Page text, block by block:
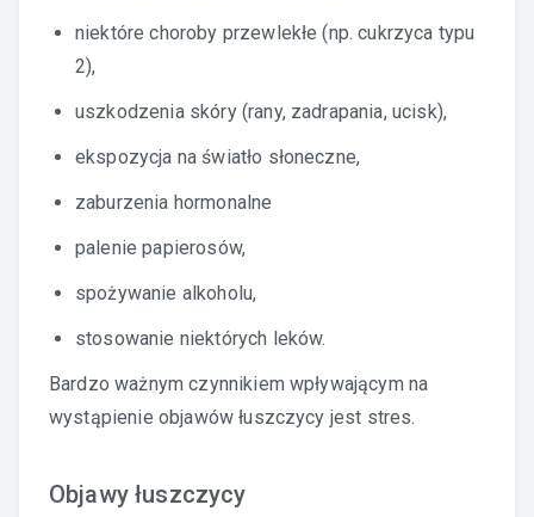
niektóre choroby przewlekłe (np. cukrzyca typu
2),
uszkodzenia skóry (rany, zadrapania, ucisk),
ekspozycja na światło słoneczne,
zaburzenia hormonalne
palenie papierosów,
spożywanie alkoholu,
stosowanie niektórych leków.
Bardzo ważnym czynnikiem wpływającym na
wystąpienie objawów łuszczycy jest stres.
Objawy łuszczycy